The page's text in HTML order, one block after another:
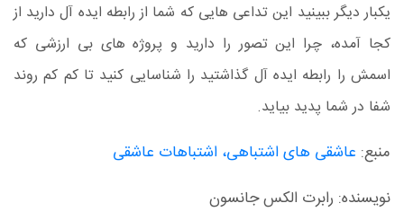
یکبار دیگر ببینید این تداعی هایی که شما از رابطه ایده آل دارید از
کجا آمده، چرا این تصور را دارید و پروژه های بی ارزشی که
اسمش را رابطه ایده آل گذاشتید را شناسایی کنید تا کم کم روند
شفا در شما پدید بیاید.
منبع: عاشقی های اشتباهی، اشتباهات عاشقی
نویسنده: رابرت الکس جانسون